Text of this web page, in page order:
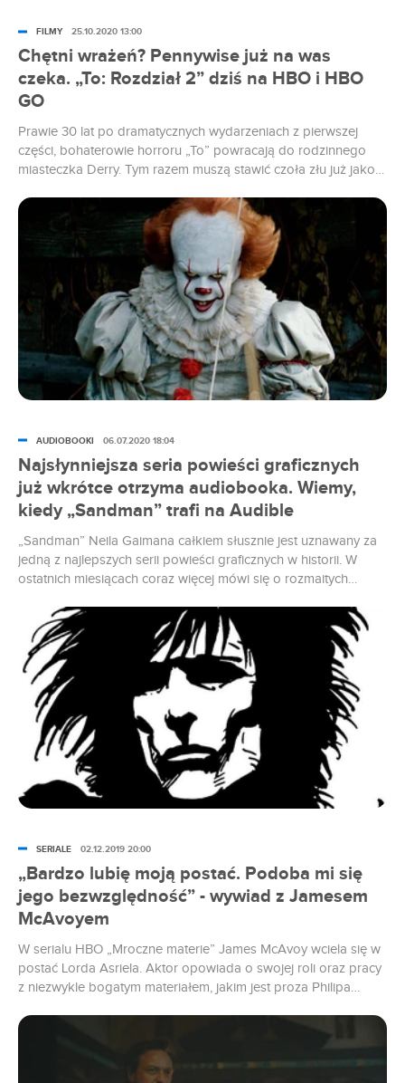
Chętni wrażeń? Pennywise już na was
czeka. „To: Rozdział 2” dziś na HBO i HBO
GO
Prawie 30 lat po dramatycznych wydarzeniach z pierwszej
części, bohaterowie horroru „To” powracają do rodzinnego
miasteczka Derry. Tym razem muszą stawić czoła złu już jako
antenie HBO.
FILMY 25.10.2020 13:00
Najsłynniejsza seria powieści graficznych
już wkrótce otrzyma audiobooka. Wiemy,
kiedy „Sandman” trafi na Audible
„Sandman” Neila Gaimana całkiem słusznie jest uznawany za
jedną z najlepszych serii powieści graficznych w historii. W
ostatnich miesiącach coraz więcej mówi się o rozmaitych
krainie. Już w następnym tygodniu na platformie Audible
pojawi się audiobook „Sandman” w gwiazdorskiej obsadzie.
AUDIOBOOKI 06.07.2020 18:04
„Bardzo lubię moją postać. Podoba mi się
jego bezwzględność” - wywiad z Jamesem
McAvoyem
W serialu HBO „Mroczne materie” James McAvoy wciela się w
postać Lorda Asriela. Aktor opowiada o swojej roli oraz pracy
z niezwykle bogatym materiałem, jakim jest proza Philipa
SERIALE 02.12.2019 20:00